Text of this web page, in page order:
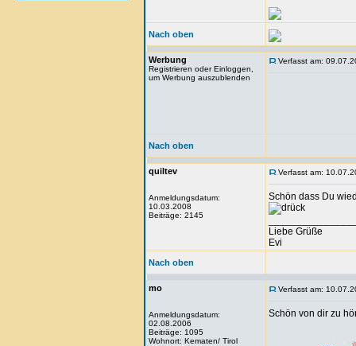
Nach oben
Werbung
Registrieren oder Einloggen,
um Werbung auszublenden
Verfasst am:
Nach oben
quiltev
Anmeldungsdatum:
10.03.2008
Beiträge: 2145
Verfasst am:
Schön dass Du
Liebe Grüße
Evi
Nach oben
mo
Anmeldungsdatum:
02.08.2006
Beiträge: 1095
Wohnort: Kematen/ Tirol
Verfasst am:
Schön von dir zu